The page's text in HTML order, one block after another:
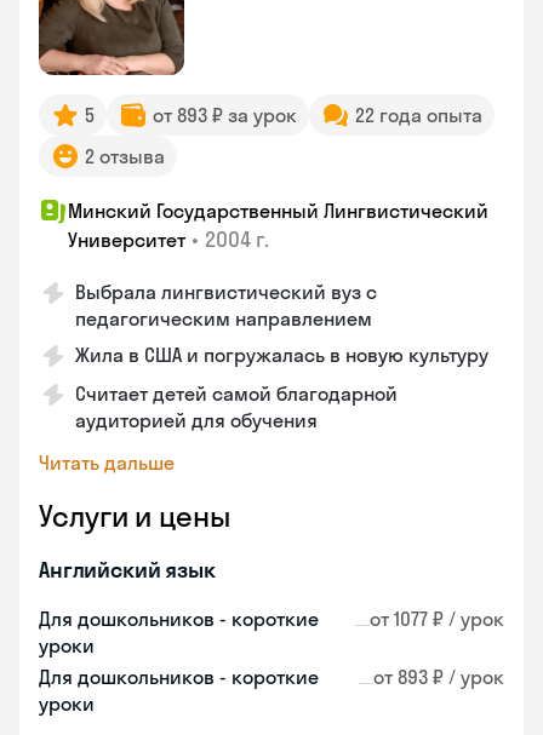
5 от 893 ₽ за урок
22 года опыта
2 отзыва
Минский Государственный Лингвистический
Университет • 2004 г.
Выбрала лингвистический вуз с
педагогическим направлением
Жила в США и погружалась в новую культуру
Считает детей самой благодарной
аудиторией для обучения
Читать дальше
Услуги и цены
Английский язык
Для дошкольников - короткие
уроки
от 1077 ₽ / урок
Для дошкольников - короткие
уроки
от 893 ₽ / урок